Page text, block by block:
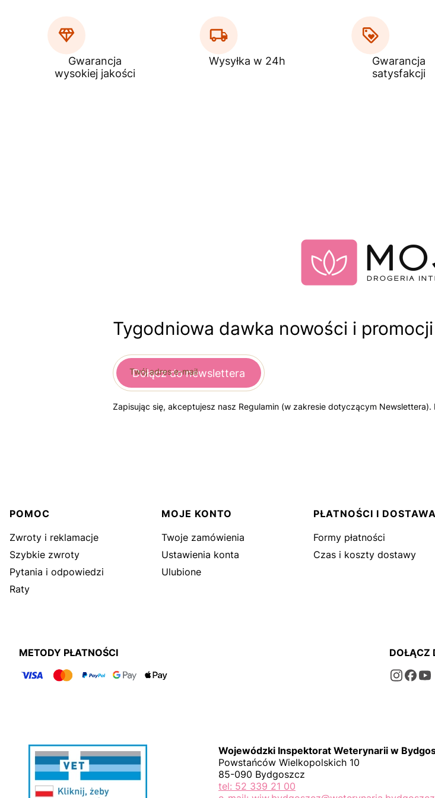
Gwarancja
wysokiej jakości
Wysyłka w 24h
Gwarancja
satysfakcji
Tygodniowa dawka nowości i promocji
Twój adres e-mail
Dołącz do newslettera
Zapisując się, akceptujesz nasz Regulamin (w zakresie dotyczącym
Linki w stopce
POMOC
Zwroty i reklamacje
Szybkie zwroty
Pytania i odpowiedzi
Raty
MOJE KONTO
Twoje zamówienia
Ustawienia konta
Ulubione
PŁATNOŚCI I DOSTAWA
Formy płatności
Czas i koszty dostawy
METODY PŁATNOŚCI DOŁĄCZ
Wojewódzki Inspektorat Weterynarii w
Powstańców Wielkopolskich 10
85-090 Bydgoszcz
tel: 52 339 21 00